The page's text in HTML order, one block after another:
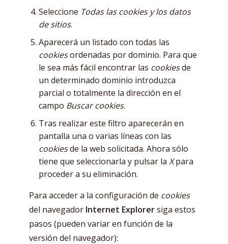
Seleccione Todas lascookiesy los datos
de sitios.
Aparecerá un listado con todas las
cookiesordenadas por dominio. Para que
le sea más fácil encontrar las cookiesde
un determinado dominio introduzca
parcial o totalmente la dirección en el
campo Buscar cookies.
Tras realizar este filtro aparecerán en
pantalla una o varias líneas con las
cookiesde la web solicitada. Ahora sólo
tiene que seleccionarla y pulsar la Xpara
proceder a su eliminación.
Para acceder a la configuración de cookies
del navegador Internet Explorersiga estos
pasos (pueden variar en función de la
versión del navegador):